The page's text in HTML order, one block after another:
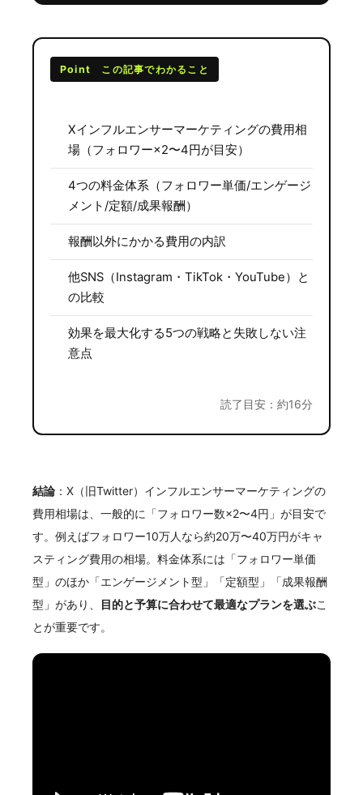
Point この記事でわかること
Xインフルエンサーマーケティングの費用相
場（フォロワー×2〜4円が目安）
4つの料金体系（フォロワー単価/エンゲージ
メント/定額/成果報酬）
報酬以外にかかる費用の内訳
他SNS（Instagram・TikTok・YouTube）と
の比較
効果を最大化する5つの戦略と失敗しない注
意点
読了目安：約16分
結論：X（旧Twitter）インフルエンサーマーケティングの
費用相場は、一般的に「フォロワー数×2〜4円」が目安で
す。例えばフォロワー10万人なら約20万〜40万円がキャ
スティング費用の相場。料金体系には「フォロワー単価
型」のほか「エンゲージメント型」「定額型」「成果報酬
型」があり、
目的と予算に合わせて最適なプランを選ぶこ
とが重要です。